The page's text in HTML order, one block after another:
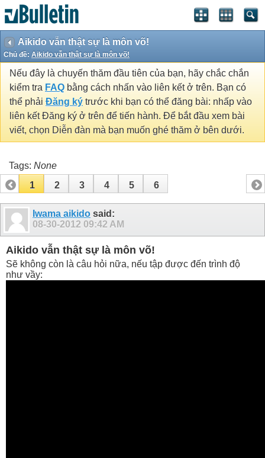
Aikido vẫn thật sự là môn võ!
Chủ đề: Aikido vẫn thật sự là môn võ!
Nếu đây là chuyến thăm đầu tiên của bạn, hãy chắc chắn
kiểm tra FAQ bằng cách nhấn vào liên kết ở trên. Bạn có
thể phải Đăng ký trước khi bạn có thể đăng bài: nhấp vào
liên kết Đăng ký ở trên để tiến hành. Để bắt đầu xem bài
viết, chọn Diễn đàn mà bạn muốn ghé thăm ở bên dưới.
Tags: None
1
2 3 4 5 6
Iwama aikido said:
08-30-2012 09:42 AM
Aikido vẫn thật sự là môn võ!
Sẽ không còn là câu hỏi nữa, nếu tập được đến trình độ
như vầy: